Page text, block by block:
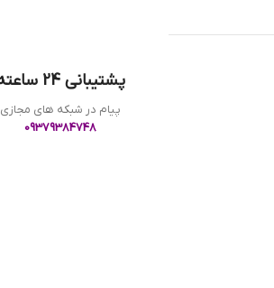
پشتیبانی 24 ساعته
پیام در شبکه های مجازی
09379384748